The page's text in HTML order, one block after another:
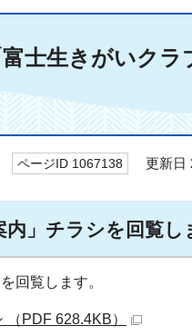
士生きがいクラ
ページID 1067138 更新日
」チラシを回覧し
回覧します。
PDF 628.4KB）